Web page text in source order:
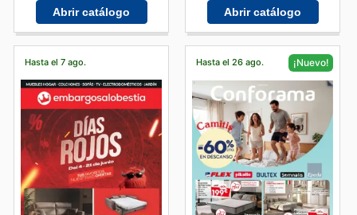
Abrir catálogo Abrir catálogo
Hasta el 7 ago. Hasta el 26 ago. ¡Nuevo!